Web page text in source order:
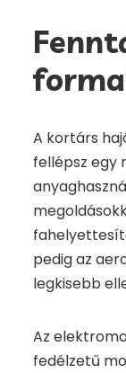
A kortárs
fellépsz egy
pedig az
legkisebb
Az
fedélzetű